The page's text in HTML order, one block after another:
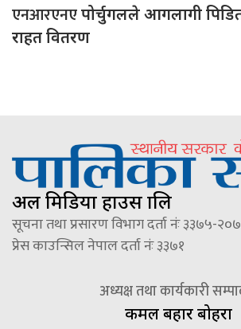
एनआरएनएपोर्चुगलले आगलागी
राहत वितरण
अल मिडिया हाउस प्रालि
सूचना तथा प्रसारण विभाग दर्ता नंः ३३७५-
प्रेस काउन्सिल नेपाल दर्ता नंः ३३७१
अध्यक्ष तथा कार्यकारी
कमल बहादुर बोहरा